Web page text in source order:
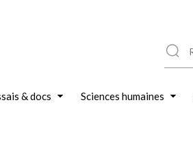
& docs Sciences humaines